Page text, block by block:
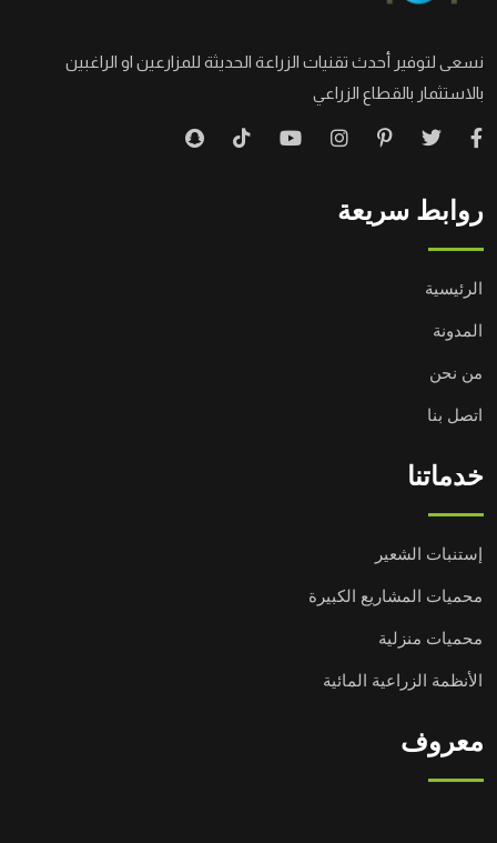
نسعى لتوفير أحدث تقنيات الزراعة الحديثة للمزارعين او الراغبين
بالاستثمار بالقطاع الزراعي
روابط سريعة
الرئيسية
المدونة
من نحن
اتصل بنا
خدماتنا
إستنبات الشعير
محميات المشاريع الكبيرة
محميات منزلية
الأنظمة الزراعية المائية
معروف